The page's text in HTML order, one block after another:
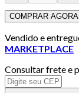
COMPRAR AGORA
Vendido e
MARKETPLACE
Consultar frete e